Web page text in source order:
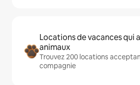
Locations de vacances qui
animaux
Trouvez 200 locations
compagnie